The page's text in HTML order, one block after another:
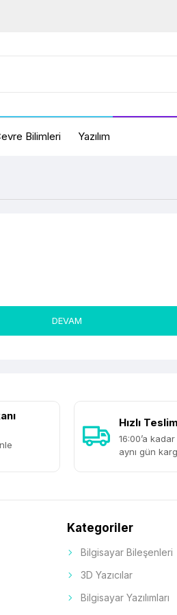
Bilimleri Yazılım
DEVAM
Hızlı
16:00’a
aynı gün
Kategoriler
Bilgisayar Bileşenleri
3D Yazıcılar
Bilgisayar Yazılımları